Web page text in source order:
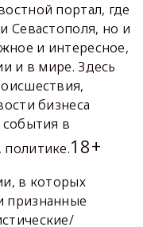
портал, где
Севастополя, но и
и интересное,
и в мире. Здесь
бизнеса
в
политике.18+
в которых
признанные